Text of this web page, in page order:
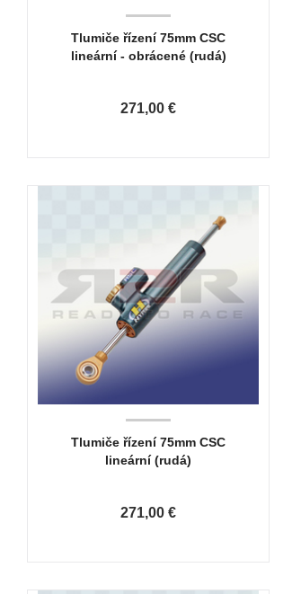
Tlumiče řízení 75mm CSC
lineární - obrácené (rudá)
271,00 €
Tlumiče řízení 75mm CSC
lineární (rudá)
271,00 €